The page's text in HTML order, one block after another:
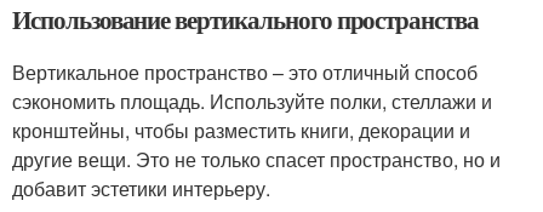
Использование вертикального пространства
Вертикальное пространство – это отличный способ
сэкономить площадь. Используйте полки, стеллажи и
кронштейны, чтобы разместить книги, декорации и
другие вещи. Это не только спасет пространство, но и
добавит эстетики интерьеру.